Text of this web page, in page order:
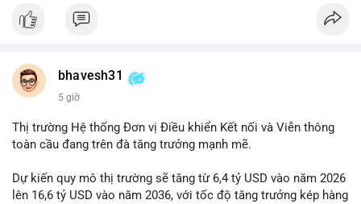
BTC breakout và lệnh long/short.
định crypto là 'vấn đề lớn' giúp giảm áp lực USD. • Binance hỗ
trợ cổ phiếu Apple/IBM. • Bài đăng hấp dẫn về $HFT, $SKYAI,
💡 NHẬN ĐỊNH & KHUYẾN NGHỊ: Tâm lý thị trường đang phân
coin (PENGU, CASHCAT) và tin cậy từ các dự án lớn (BTC,
SOL). Rủi ro tăng nếu không có thông tin rõ ràng về quy định.
bhavesh31
5 giờ
Thị trường Hệ thống Đơn vị Điều khiển Kết nối và Viễn thông
toàn cầu đang trên đà tăng trưởng mạnh mẽ.
Dự kiến quy mô thị trường sẽ tăng từ 6,4 tỷ USD vào năm 2026
lên 16,6 tỷ USD vào năm 2036, với tốc độ tăng trưởng kép hàng